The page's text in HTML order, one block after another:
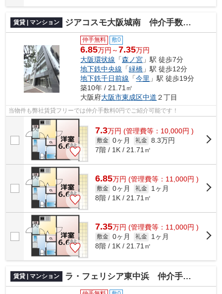
賃貸 | マンション ジアコスモ大阪城南 仲介手数料無料
仲手無料 敷0
6.85万円～7.35万円
大阪環状線 「森ノ宮 」駅 徒歩7分
地下鉄中央線 「緑橋 」駅 徒歩12分
地下鉄千日前線 「今里 」駅 徒歩19分
築10年 / 21.71㎡
大阪府大阪市東成区中道 ２丁目
当物件も弊社賃貸フリーでは仲介手数料0円でご紹介可能です！
7.3万円 (管理費等：10,000円 )
敷金 0ヶ月 礼金 8.3万円
7階 / 1K / 21.71㎡
6.85万円 (管理費等：11,000円 )
敷金 0ヶ月 礼金
1ヶ月
8階 / 1K / 21.71㎡
7.35万円 (管理費等：11,000円 )
敷金 0ヶ月 礼金
1ヶ月
8階 / 1K / 21.71㎡
賃貸 | マンション ラ・フェリシア東中浜 仲介手数料無料